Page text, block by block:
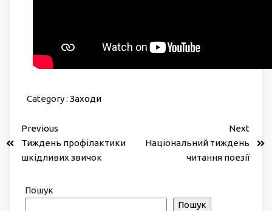
Category : Заходи
Previous
Тиждень профілактики
шкідливих звичок
Next
Національний тиждень
читання поезії
Пошук
Пошук